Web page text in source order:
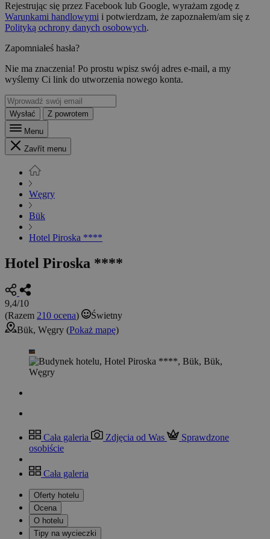
Rejestrując się przez Facebook lub Google, wyrażam zgodę z
Warunkami handlowymi i potwierdzam, że zapoznałem/am się z
Polityką ochrony danych osobowych.
Zapomniałeś hasła?
Nie ma znaczenia! Po prostu wpisz swój adres e-mail, a my
wyślemy Ci link do utworzenia nowego konta.
Wysłać
Z powrotem
Menu
Zavřít menu
Węgry
Bük
Hotel Piroska ****
Hotel Piroska ****
9,4/10
(Razem 210 ocena)
Świetny
Bük, Węgry (Pokaż mapę)
Cała galeria Zdjęcia od Was
Sprawdzone
osobiście
Cała galeria
Oferty hotelu
Ocena
O hotelu
Tipy na wycieczki